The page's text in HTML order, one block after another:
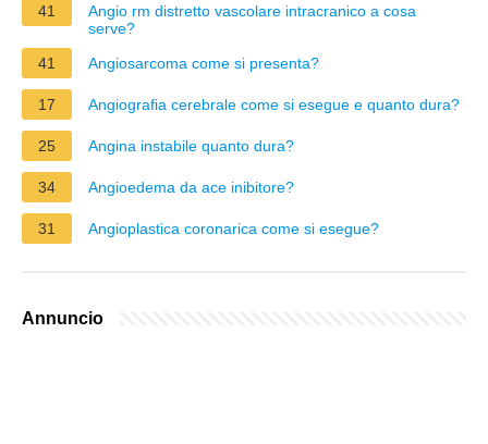
41
Angio rm distretto vascolare intracranico a cosa
serve?
41
Angiosarcoma come si presenta?
17 Angiografia cerebrale come si esegue e quanto dura?
25 Angina instabile quanto dura?
34 Angioedema da ace inibitore?
31 Angioplastica coronarica come si esegue?
Annuncio